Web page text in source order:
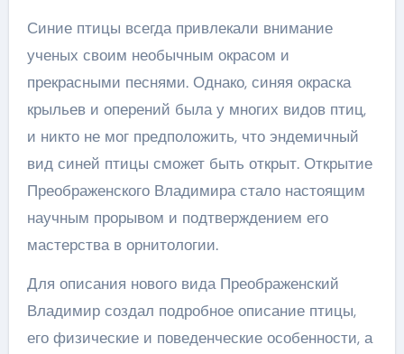
Синие птицы всегда привлекали внимание
ученых своим необычным окрасом и
прекрасными песнями. Однако, синяя окраска
крыльев и оперений была у многих видов птиц,
и никто не мог предположить, что эндемичный
вид синей птицы сможет быть открыт. Открытие
Преображенского Владимира стало настоящим
научным прорывом и подтверждением его
мастерства в орнитологии.
Для описания нового вида Преображенский
Владимир создал подробное описание птицы,
его физические и поведенческие особенности, а